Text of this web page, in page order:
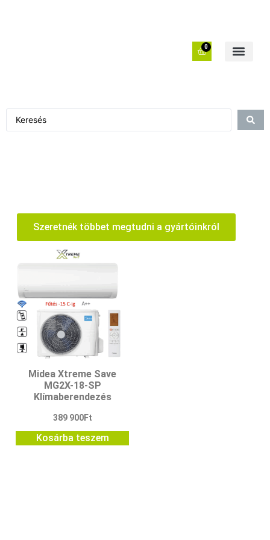
0
Szeretnék többet megtudni a gyártóinkról
Midea Xtreme Save
MG2X-18-SP
Klímaberendezés
389 900Ft
Kosárba teszem